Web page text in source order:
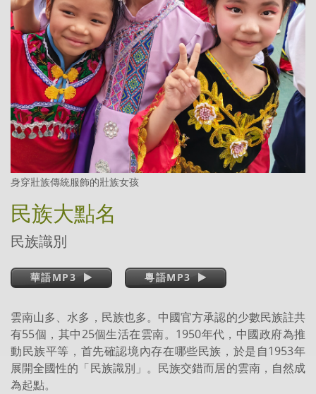
身穿壯族傳統服飾的壯族女孩
民族大點名
民族識別
華語MP3 粵語MP3
雲南山多、水多，民族也多。中國官方承認的少數民族註共
有55個，其中25個生活在雲南。1950年代，中國政府為推
動民族平等，首先確認境內存在哪些民族，於是自1953年
展開全國性的「民族識別」。民族交錯而居的雲南，自然成
為起點。